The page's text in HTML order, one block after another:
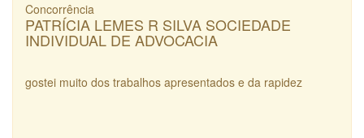
Concorrência
PATRÍCIA LEMES R SILVA SOCIEDADE
INDIVIDUAL DE ADVOCACIA
gostei muito dos trabalhos apresentados e da rapidez